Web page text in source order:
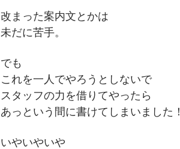
改まった案内文とかは
未だに苦手。
でも
これを一人でやろうとしないで
スタッフの力を借りてやったら
あっという間に書けてしまいました！
いやいやいや